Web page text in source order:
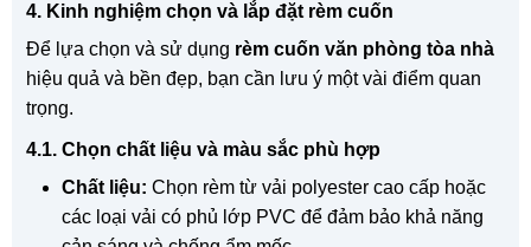
4. Kinh nghiệm chọn và lắp đặt rèm cuốn
Để lựa chọn và sử dụng rèm cuốn văn phòng tòa nhà
hiệu quả và bền đẹp, bạn cần lưu ý một vài điểm quan
trọng.
4.1. Chọn chất liệu và màu sắc phù hợp
Chất liệu: Chọn rèm từ vải polyester cao cấp hoặc
các loại vải có phủ lớp PVC để đảm bảo khả năng